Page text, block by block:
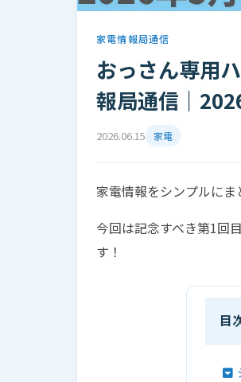
家電情報局通信
おっさん専用
報局通信｜
2026.06.15 家電
家電情報をシンプルにま
今回は記念すべき第1回
す！
目